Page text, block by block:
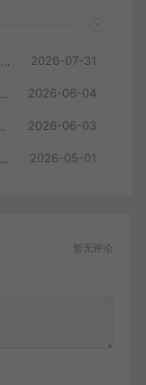
爱游网单亲测更新【诛仙单机版18职业】最新整理桃源诛仙精修第4版 配套GM工具可发物品装备点券 配套工具大全 虚拟机一键端 视频安装教学+手工端文本教学 2026-07-31
爱游网单亲测【斗破诛仙单机版】最新整理18职业超变 带GM物品后台 通用视频安装教学虚拟机一键端+手工端文本教学 2026-06-04
128倍 视频安装教学 虚拟机一键端 2026-06-03
爱游网单亲测【神魔大陆】断罪者大反攻单机版DUBUG命令可发物品道具装备叶子虚拟机一键端视频安装教学 2026-05-01
暂无评论